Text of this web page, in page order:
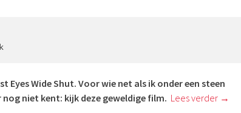
Eyes Wide Shut. Voor wie net als ik onder een steen
nog niet kent: kijk deze geweldige film. Lees verder →